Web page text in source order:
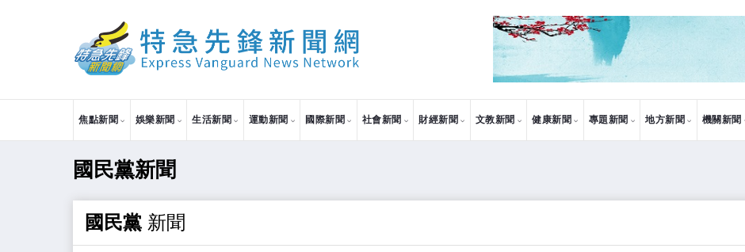
焦點新聞 娛樂新聞 生活新聞 運動新聞 國際新聞 社會新聞 財經新聞 文教新聞 健康新聞 專題新聞 地方新聞 機關新聞
國民黨新聞
國民黨 新聞